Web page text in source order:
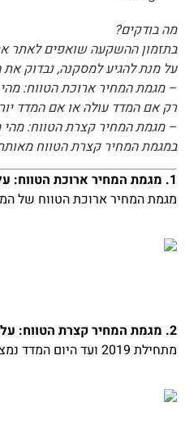
מה בודקים?
בתזמון ההשקעה שואפים לאתר
על מנת להגיע למסקנה, נבדוק את
– מגמת המחיר ארוכת הטווח:
רק אם המדד עולה או אם המדד
– מגמת המחיר קצרת הטווח:
במגמת המחיר קצרת הטווח
1. מגמת המחיר ארוכת הטווח: עליה
מגמת המחיר ארוכת הטווח של המדד היא עליה. מגמת העליה החלה
2. מגמת המחיר קצרת הטווח: עליה
מתחילת 2019 ועד היום המדד נמצא במגמת עליה. מגמת המחיר קצרת הטווח תומכת ותואמת את מגמת המחיר ארוכת הטווח של המדד.